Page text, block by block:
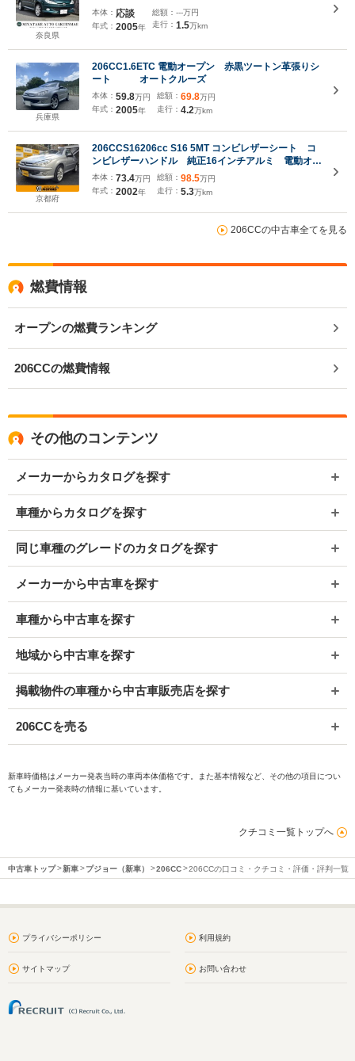
奈良県
本体： 応談
年式： 2005年
総額： ---万円
走行： 1.5万km
兵庫県
206CC1.6ETC 電動オープン 赤黒ツートン革張りシ
ート オートクルーズ
本体： 59.8万円
年式： 2005年
総額： 69.8万円
走行： 4.2万km
京都府
206CCS16206cc S16 5MT コンビレザーシート コ
ンビレザーハンドル 純正16インチアルミ 電動オー
プン
本体： 73.4万円
年式： 2002年
総額： 98.5万円
走行： 5.3万km
206CCの中古車全てを見る
燃費情報
オープンの燃費ランキング
206CCの燃費情報
その他のコンテンツ
メーカーからカタログを探す
車種からカタログを探す
同じ車種のグレードのカタログを探す
メーカーから中古車を探す
車種から中古車を探す
地域から中古車を探す
掲載物件の車種から中古車販売店を探す
206CCを売る
新車時価格はメーカー発表当時の車両本体価格です。また基本情報など、その他の項目につい
てもメーカー発表時の情報に基いています。
クチコミ一覧トップへ
中古車トップ 新車 プジョー（新車） 206CC 206CCの口コミ・クチコミ・評価・評判一覧
プライバシーポリシー 利用規約
サイトマップ お問い合わせ